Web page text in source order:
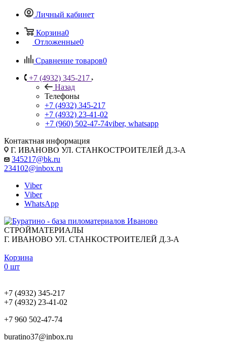
Личный кабинет
Корзина0
Отложенные0
Сравнение товаров0
+7 (4932) 345-217
Назад
Телефоны
+7 (4932) 345-217
+7 (4932) 23-41-02
+7 (960) 502-47-74viber, whatsapp
Контактная информация
Г. ИВАНОВО УЛ. СТАНКОСТРОИТЕЛЕЙ Д.3-А
345217@bk.ru
234102@inbox.ru
Viber
Viber
WhatsApp
СТРОЙМАТЕРИАЛЫ
Г. ИВАНОВО УЛ. СТАНКОСТРОИТЕЛЕЙ Д.3-А
Корзина
0 шт
+7 (4932) 345-217
+7 (4932) 23-41-02
+7 960 502-47-74
buratino37@inbox.ru